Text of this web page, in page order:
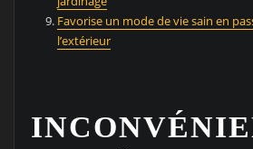
Favorise un mode de vie sain en
l’extérieur